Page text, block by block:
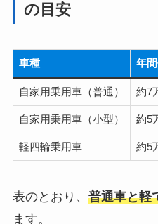
の目安
車種 年
自家用乗用車（普通） 約7
自家用乗用車（小型） 約5
軽四輪乗用車 約5
表のとおり、 普通車と軽
ます。